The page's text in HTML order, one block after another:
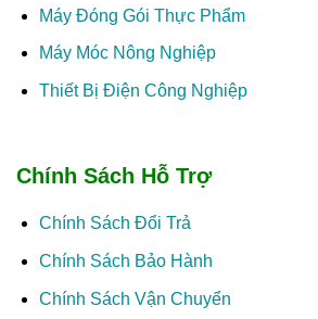
Máy Đóng Gói Thực Phẩm
Máy Móc Nông Nghiệp
Thiết Bị Điện Công Nghiệp
Chính Sách Hỗ Trợ
Chính Sách Đổi Trả
Chính Sách Bảo Hành
Chính Sách Vận Chuyển